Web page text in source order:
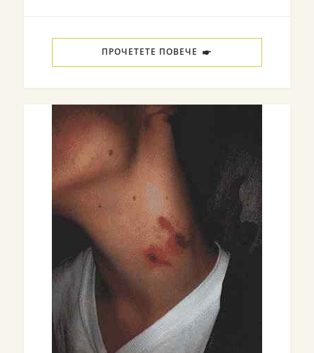
ПРОЧЕТЕТЕ ПОВЕЧЕ